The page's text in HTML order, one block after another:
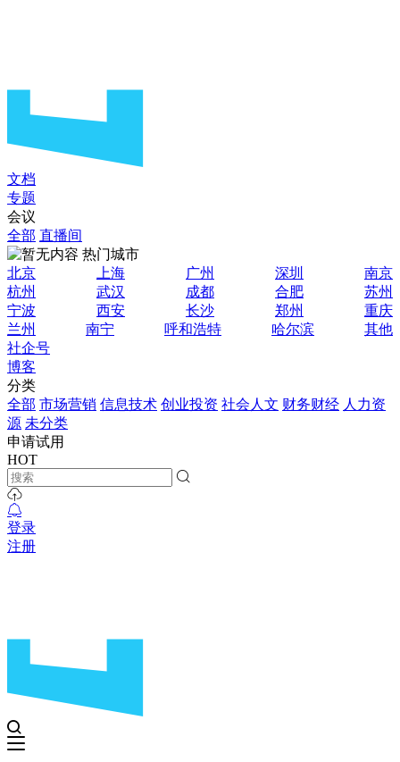
文档
专题
会议
全部 直播间
热门城市
北京
上海 广州 深圳
南京
杭州
武汉 成都 合肥
苏州
宁波
西安 长沙 郑州
重庆
兰州
南宁 呼和浩特 哈尔滨
其他
社企号
博客
分类
全部 市场营销 信息技术 创业投资 社会人文 财务财经 人力资
源 未分类
申请试用
HOT
登录
注册